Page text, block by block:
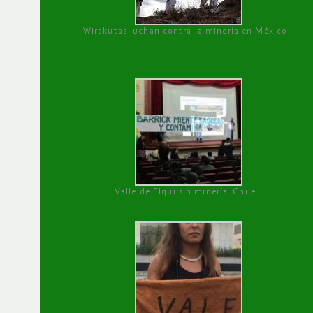
Wirakutas luchan contra la minería en México
Valle de Elqui sin minería. Chile